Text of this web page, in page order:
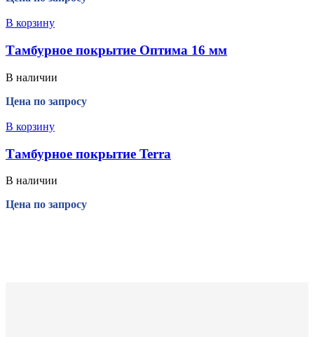
В корзину
Тамбурное покрытие Оптима 16 мм
В наличии
Цена по запросу
В корзину
Тамбурное покрытие Terra
В наличии
Цена по запросу